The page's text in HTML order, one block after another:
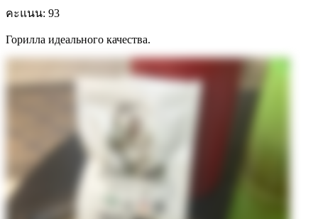
คะแนน: 93
Горилла идеального качества.